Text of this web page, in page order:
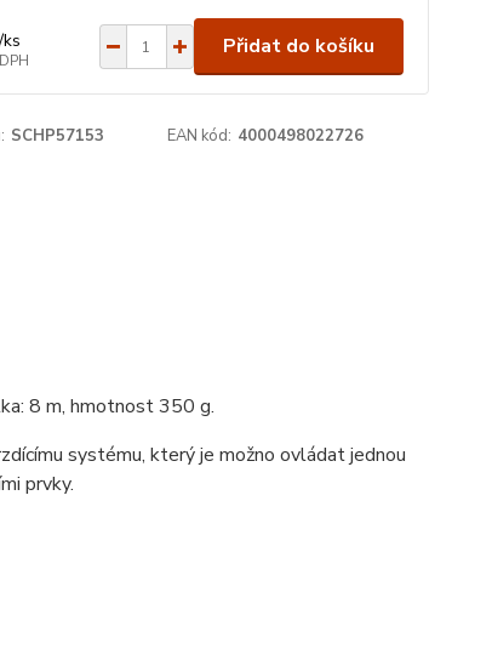
ks Přidat do košíku
SCHP57153 EAN kód: 4000498022726
8 m, hmotnost 350 g.
systému, který je možno ovládat jednou
prvky.